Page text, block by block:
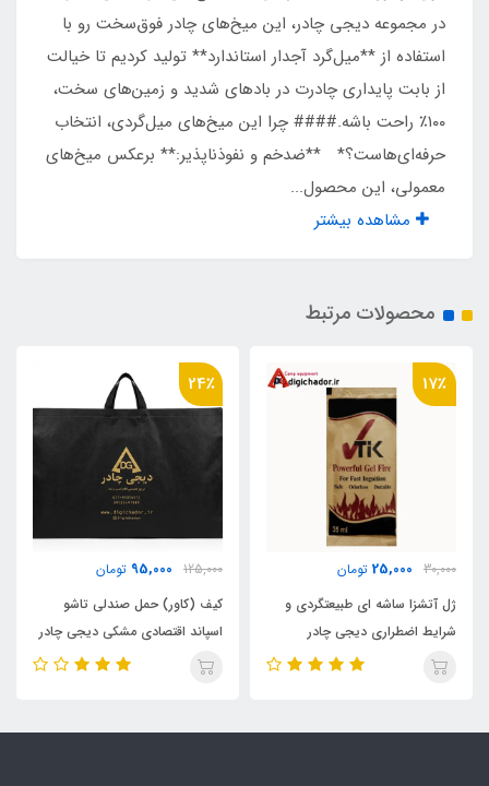
در مجموعه دیجی چادر، این میخ‌های چادر فوق‌سخت رو با
استفاده از **میل‌گرد آجدار استاندارد** تولید کردیم تا خیالت
از بابت پایداری چادرت در بادهای شدید و زمین‌های سخت،
۱۰۰٪ راحت باشه.#### چرا این میخ‌های میل‌گردی، انتخاب
حرفه‌ای‌هاست؟* **ضد‌خم و نفوذناپذیر:** برعکس میخ‌های
معمولی، این محصول...
مشاهده بیشتر
محصولات مرتبط
17٪
30,000
25,000 تومان
ژل آتشزا ساشه ای طبیعتگردی و
شرایط اضطراری دیجی چادر
24٪
125,000
95,000 تومان
کیف (کاور) حمل صندلی تاشو
اسپاند اقتصادی مشکی دیجی چادر